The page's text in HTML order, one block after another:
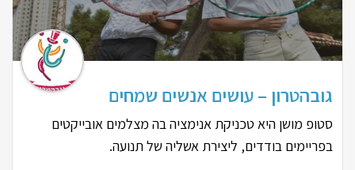
גובהטרון – עושים אנשים שמחים
סטופ מושן היא טכניקת אנימציה בה מצלמים אובייקטים
בפריימים בודדים, ליצירת אשליה של תנועה.